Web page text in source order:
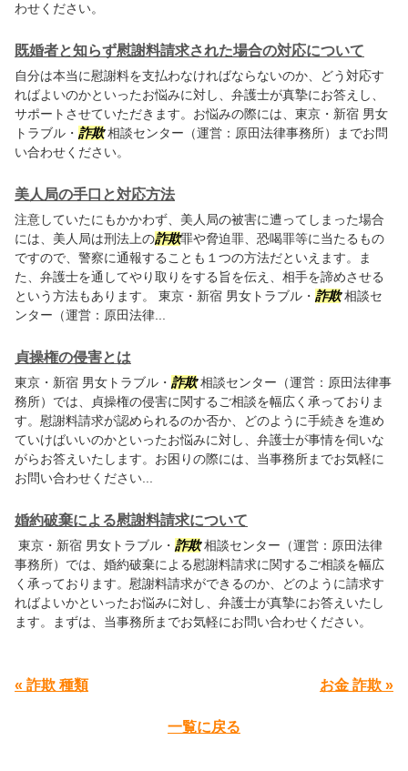
わせください。
既婚者と知らず慰謝料請求された場合の対応について
自分は本当に慰謝料を支払わなければならないのか、どう対応す
ればよいのかといったお悩みに対し、弁護士が真摯にお答えし、
サポートさせていただきます。お悩みの際には、東京・新宿 男女
トラブル・ 詐欺相談センター（運営：原田法律事務所）までお問
い合わせください。
美人局の手口と対応方法
注意していたにもかかわず、美人局の被害に遭ってしまった場合
には、美人局は刑法上の詐欺罪や脅迫罪、恐喝罪等に当たるもの
ですので、警察に通報することも１つの方法だといえます。ま
た、弁護士を通してやり取りをする旨を伝え、相手を諦めさせる
という方法もあります。 東京・新宿 男女トラブル・ 詐欺相談セ
ンター（運営：原田法律...
貞操権の侵害とは
東京・新宿 男女トラブル・ 詐欺相談センター（運営：原田法律事
務所）では、貞操権の侵害に関するご相談を幅広く承っておりま
す。慰謝料請求が認められるのか否か、どのように手続きを進め
ていけばいいのかといったお悩みに対し、弁護士が事情を伺いな
がらお答えいたします。お困りの際には、当事務所までお気軽に
お問い合わせください...
婚約破棄による慰謝料請求について
東京・新宿 男女トラブル・ 詐欺相談センター（運営：原田法律
事務所）では、婚約破棄による慰謝料請求に関するご相談を幅広
く承っております。慰謝料請求ができるのか、どのように請求す
ればよいかといったお悩みに対し、弁護士が真摯にお答えいたし
ます。まずは、当事務所までお気軽にお問い合わせください。
« 詐欺 種類 お金 詐欺 »
一覧に戻る